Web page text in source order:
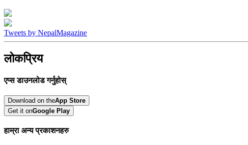
Tweets by NepalMagazine
लोकप्रिय
एप्स डाउनलोड गर्नुहोस्
Download on theApp Store
Get it onGoogle Play
हाम्रा अन्य प्रकाशनहरु